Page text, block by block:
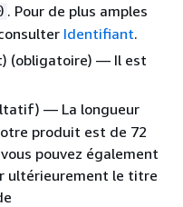
. Pour de plus amples
Identifiant.
(obligatoire) — Il est
— La longueur
produit est de 72
pouvez également
ultérieurement le titre